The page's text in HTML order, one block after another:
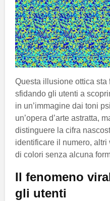
Questa illusione ottica
sfidando gli utenti a
in un’immagine dai toni
un’opera d’arte astratta,
distinguere la cifra
identificare il numero,
di colori senza alcuna
Il fenomeno
gli utenti